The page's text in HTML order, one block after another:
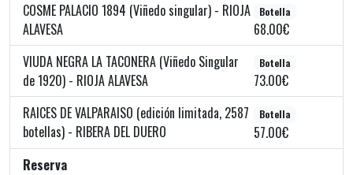
COSME PALACIO 1894 (Viñedo singular) - RIOJA
ALAVESA
Botella
68.00€
VIUDA NEGRA LA TACONERA (Viñedo Singular
de 1920) - RIOJA ALAVESA
Botella
73.00€
RAICES DE VALPARAISO (edición limitada, 2587
botellas) - RIBERA DEL DUERO
Botella
57.00€
Reserva